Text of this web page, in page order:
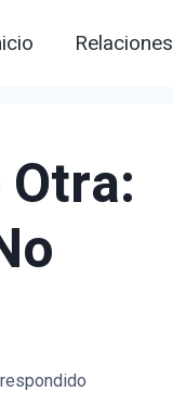
Relaciones
Otra: